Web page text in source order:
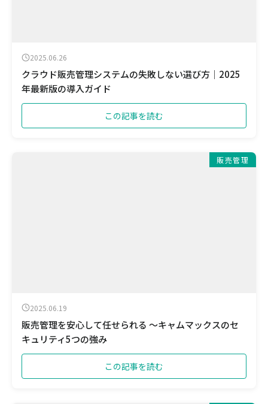
2025.06.26
クラウド販売管理システムの失敗しない選び方｜2025
年最新版の導入ガイド
この記事を読む
販売管理
2025.06.19
販売管理を安心して任せられる ～キャムマックスのセ
キュリティ5つの強み
この記事を読む